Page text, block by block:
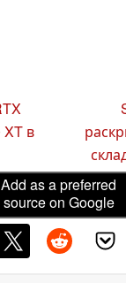
XT в
Add as a preferred
source on Google